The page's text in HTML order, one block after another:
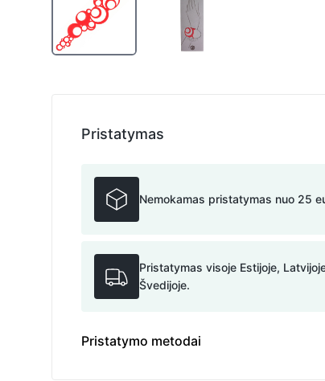
Pristatymas
Nemokamas pristatymas nuo 25
Pristatymas visoje Estijoje,
Švedijoje.
Pristatymo metodai